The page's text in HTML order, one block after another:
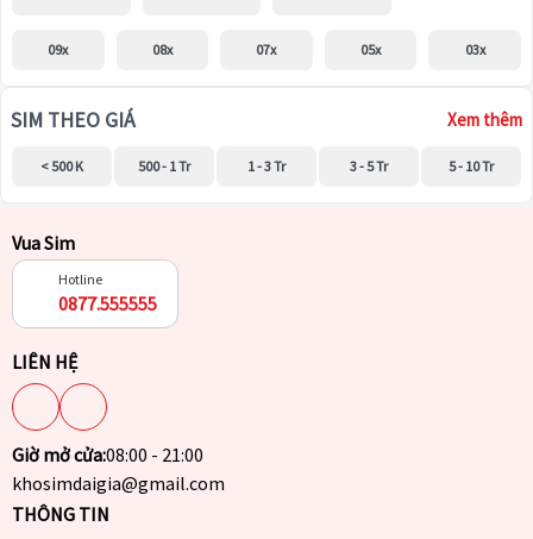
09x 08x 07x 05x 03x
SIM THEO GIÁ Xem thêm
< 500 K 500 - 1 Tr 1 - 3 Tr 3 - 5 Tr 5 - 10 Tr
Vua Sim
Hotline
0877.555555
LIÊN HỆ
Giờ mở cửa:08:00 - 21:00
khosimdaigia@gmail.com
THÔNG TIN